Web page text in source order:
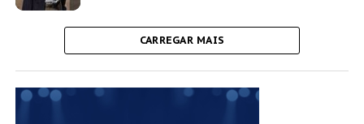
CARREGAR MAIS